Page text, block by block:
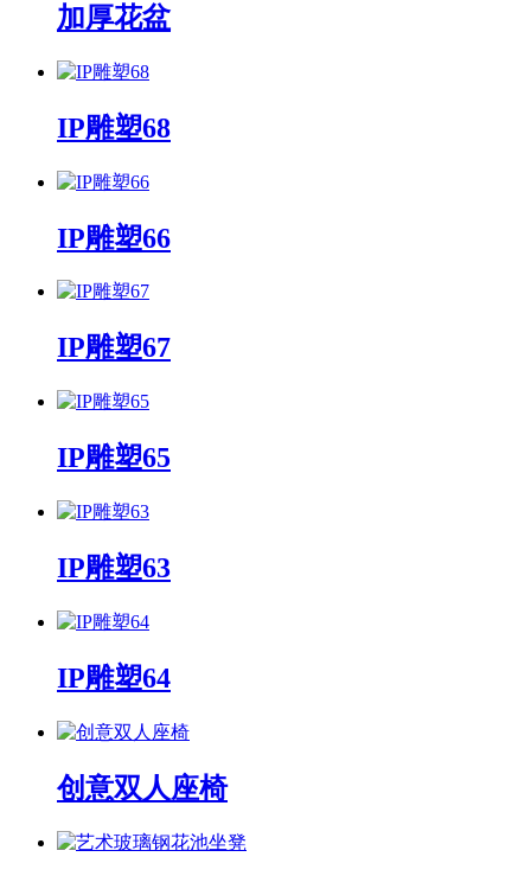
加厚花盆
IP雕塑68
IP雕塑66
IP雕塑67
IP雕塑65
IP雕塑63
IP雕塑64
创意双人座椅